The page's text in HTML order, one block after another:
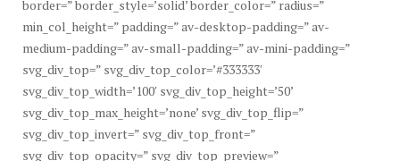
border=” border_style=’solid’ border_color=” radius=”
min_col_height=” padding=” av-desktop-padding=” av-
medium-padding=” av-small-padding=” av-mini-padding=”
svg_div_top=” svg_div_top_color=’#333333′
svg_div_top_width=’100′ svg_div_top_height=’50’
svg_div_top_max_height=’none’ svg_div_top_flip=”
svg_div_top_invert=” svg_div_top_front=”
svg_div_top_opacity=” svg_div_top_preview=”